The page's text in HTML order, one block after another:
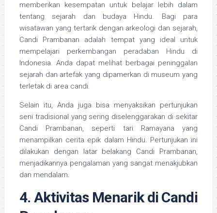
memberikan kesempatan untuk belajar lebih dalam
tentang sejarah dan budaya Hindu. Bagi para
wisatawan yang tertarik dengan arkeologi dan sejarah,
Candi Prambanan adalah tempat yang ideal untuk
mempelajari perkembangan peradaban Hindu di
Indonesia. Anda dapat melihat berbagai peninggalan
sejarah dan artefak yang dipamerkan di museum yang
terletak di area candi.
Selain itu, Anda juga bisa menyaksikan pertunjukan
seni tradisional yang sering diselenggarakan di sekitar
Candi Prambanan, seperti tari Ramayana yang
menampilkan cerita epik dalam Hindu. Pertunjukan ini
dilakukan dengan latar belakang Candi Prambanan,
menjadikannya pengalaman yang sangat menakjubkan
dan mendalam.
4. Aktivitas Menarik di Candi